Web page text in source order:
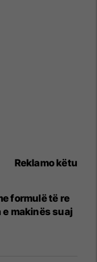
Reklamo këtu
formulë të re
makinës suaj